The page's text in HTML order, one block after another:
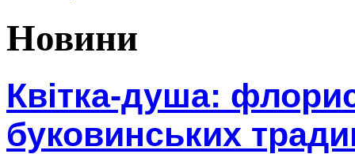
Новини
Квітка-душа:
буковинських